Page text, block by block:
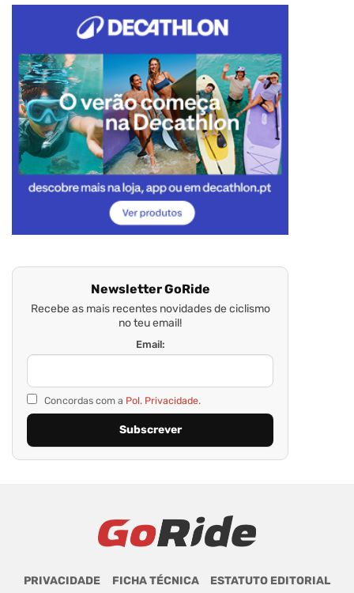
Newsletter GoRide
Recebe as mais recentes novidades de ciclismo
no teu email!
Email:
Concordas com a Pol. Privacidade.
PRIVACIDADE FICHA TÉCNICA ESTATUTO EDITORIAL